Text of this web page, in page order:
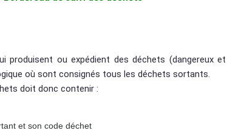
produisent ou expédient des déchets (dangereux et
où sont consignés tous les déchets sortants.
doit donc contenir :
et son code déchet